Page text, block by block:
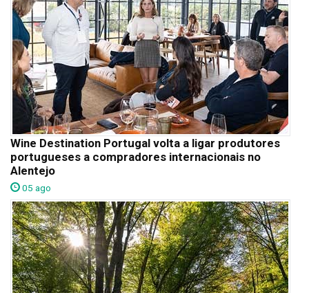
Wine Destination Portugal volta a ligar produtores
portugueses a compradores internacionais no
Alentejo
05 ago